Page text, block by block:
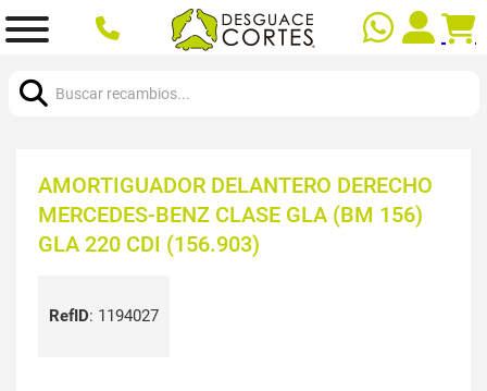
AMORTIGUADOR DELANTERO DERECHO
MERCEDES-BENZ CLASE GLA (BM 156)
GLA 220 CDI (156.903)
RefID: 1194027